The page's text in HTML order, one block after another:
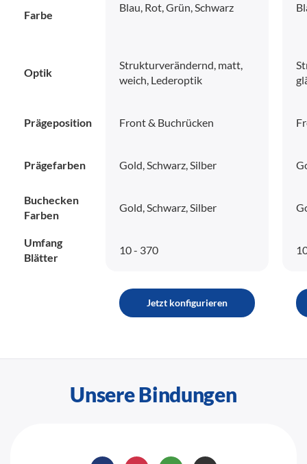
Farbe
Blau, Rot, Grün, Schwarz
Optik
Strukturverändernd, matt,
weich, Lederoptik
Prägeposition Front & Buchrücken
Prägefarben Gold, Schwarz, Silber
Buchecken
Farben
Gold, Schwarz, Silber
Umfang
Blätter
10 - 370
Jetzt konfigurieren
Unsere Bindungen